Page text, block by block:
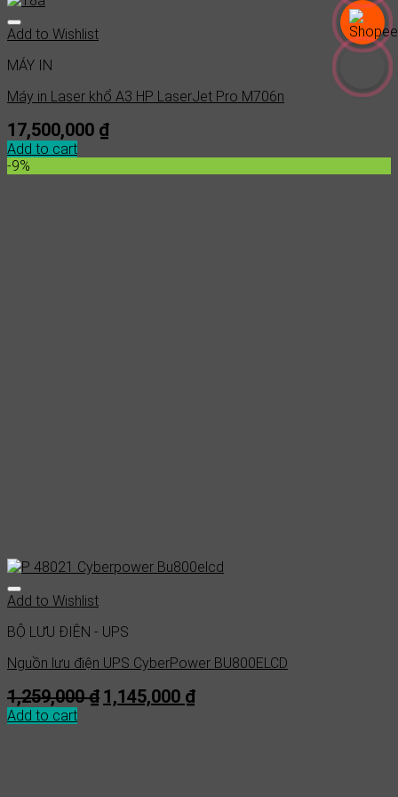
Add to Wishlist
MÁY IN
Máy in Laser khổ A3 HP LaserJet Pro M706n
17,500,000 ₫
Add to cart
-9%
Add to Wishlist
BỘ LƯU ĐIỆN - UPS
Nguồn lưu điện UPS CyberPower BU800ELCD
1,259,000₫ Original
price
1,145,000 ₫Current
Add to cart